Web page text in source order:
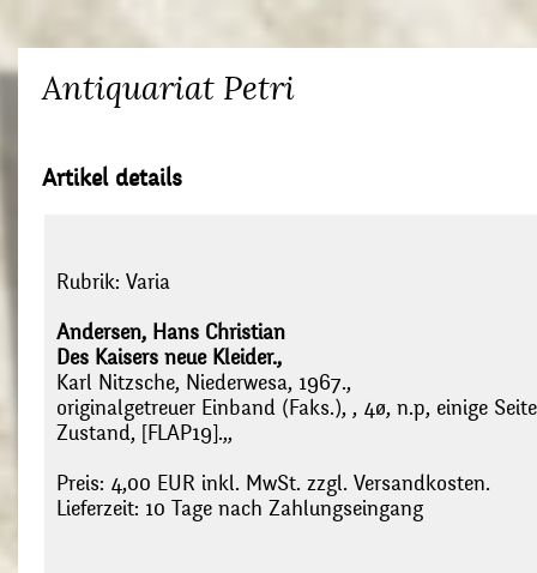
Antiquariat Petri
Artikel details
Rubrik: Varia
Andersen, Hans Christian
Des Kaisers neue Kleider.,
Karl Nitzsche, Niederwesa, 1967.,
originalgetreuer Einband (Faks.), , 4ø, n.p, einige
Zustand, [FLAP19].,,
Preis: 4,00 EUR inkl. MwSt. zzgl. Versandkosten.
Lieferzeit: 10 Tage nach Zahlungseingang